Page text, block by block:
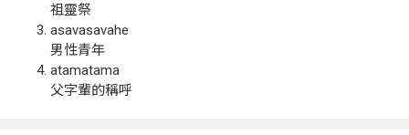
祖靈祭
asavasavahe
男性青年
atamatama
父字輩的稱呼